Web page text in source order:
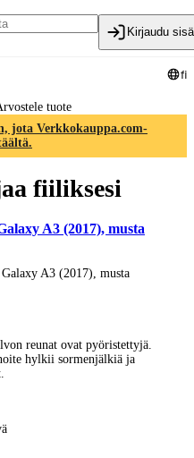
Kirjaudu
fi
tuote
jota Verkkokauppa.com-
fiiliksesi
A3 (2017), musta
A3 (2017), musta
reunat ovat pyöristettyjä.
hylkii sormenjälkiä ja